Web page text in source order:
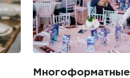
Многоформатные